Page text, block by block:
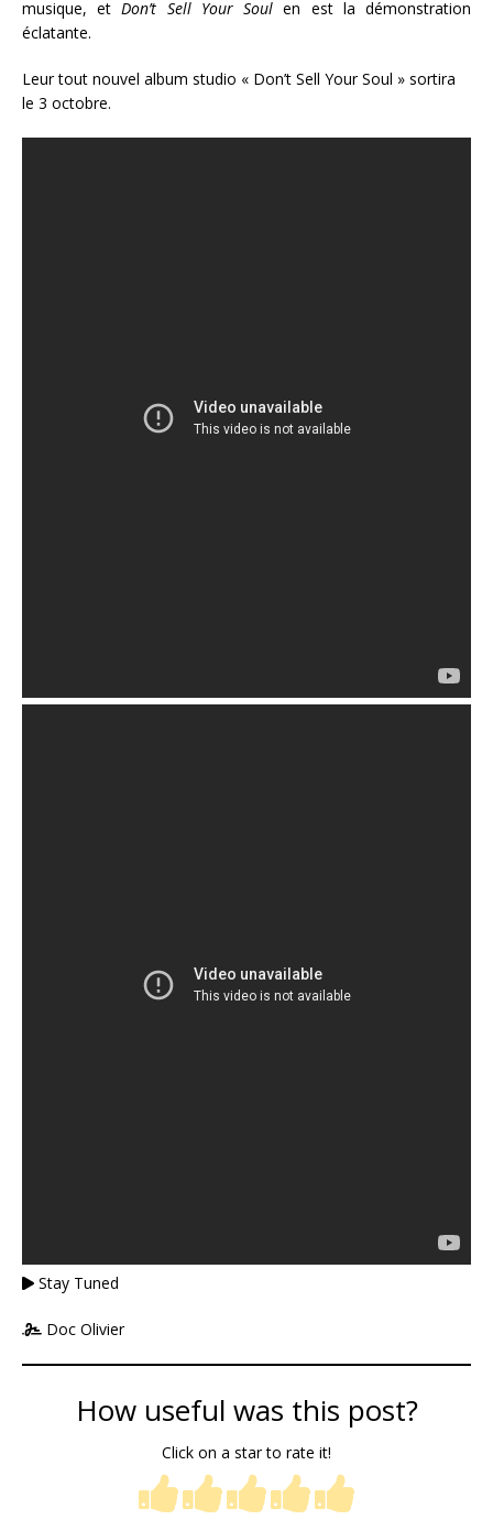
musique, etDon’t Sell Your Soul en est la démonstration
éclatante.
Leur tout nouvel album studio « Don’t Sell Your Soul » sortira
le 3 octobre.
Stay Tuned
Doc Olivier
How useful was this post?
Click on a star to rate it!